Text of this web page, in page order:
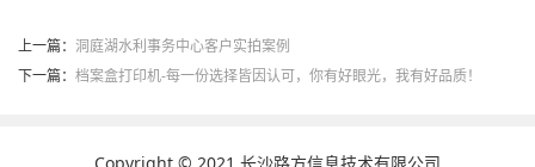
上一篇： 洞庭湖水利事务中心客户实拍案例
下一篇： 档案盒打印机-每一份选择皆因认可，你有好眼光，我有好品质！